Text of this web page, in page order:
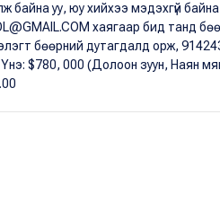
уу, юу хийхээ мэдэхгүй
хаягаар бид танд
бөөрний дутагдалд орж,
Yнэ: $780, 000 (Долоон зуун, Наян